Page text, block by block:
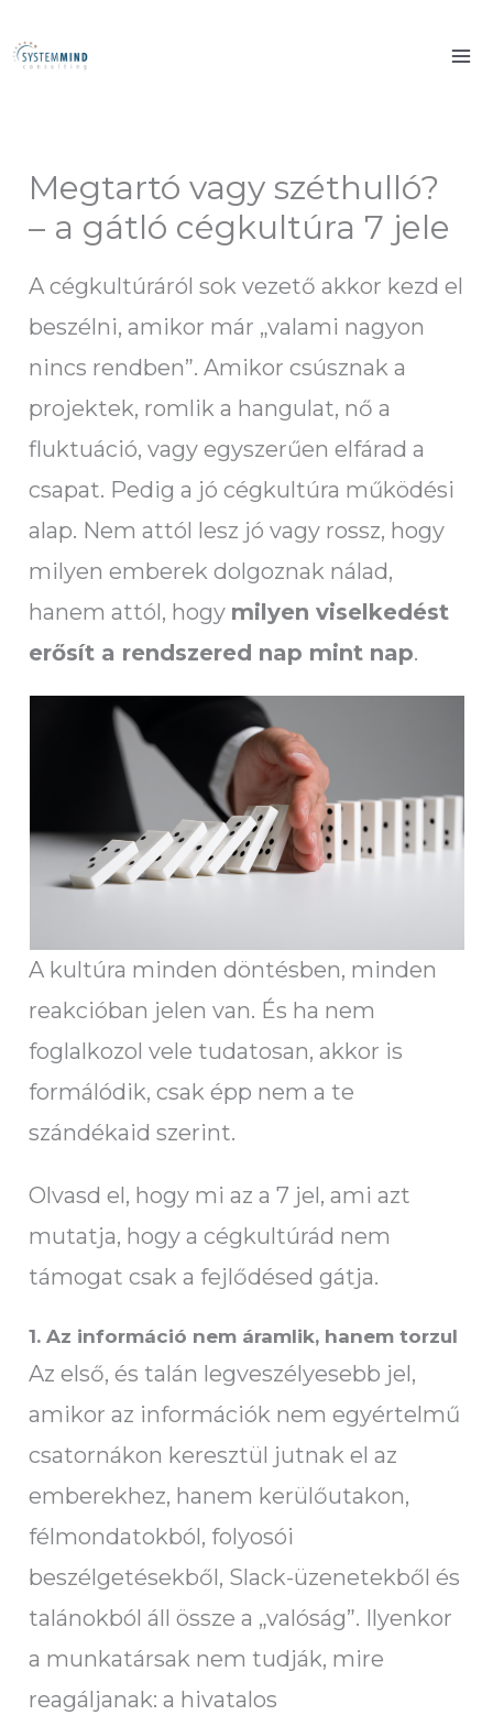
to
Megtartó vagy széthulló?
– a gátló cégkultúra 7 jele
A cégkultúráról sok vezető akkor kezd el
beszélni, amikor már „valami nagyon
nincs rendben”. Amikor csúsznak a
projektek, romlik a hangulat, nő a
fluktuáció, vagy egyszerűen elfárad a
csapat. Pedig a jó cégkultúra működési
alap. Nem attól lesz jó vagy rossz, hogy
milyen emberek dolgoznak nálad,
hanem attól, hogy milyen viselkedést
erősít a rendszered nap mint nap.
A kultúra minden döntésben, minden
reakcióban jelen van. És ha nem
foglalkozol vele tudatosan, akkor is
formálódik, csak épp nem a te
szándékaid szerint.
Olvasd el, hogy mi az a 7 jel, ami azt
mutatja, hogy a cégkultúrád nem
támogat csak a fejlődésed gátja.
1. Az információ nem áramlik, hanem torzul
Az első, és talán legveszélyesebb jel,
amikor az információk nem egyértelmű
csatornákon keresztül jutnak el az
emberekhez, hanem kerülőutakon,
félmondatokból, folyosói
beszélgetésekből, Slack-üzenetekből és
talánokból áll össze a „valóság”. Ilyenkor
a munkatársak nem tudják, mire
reagáljanak: a hivatalos